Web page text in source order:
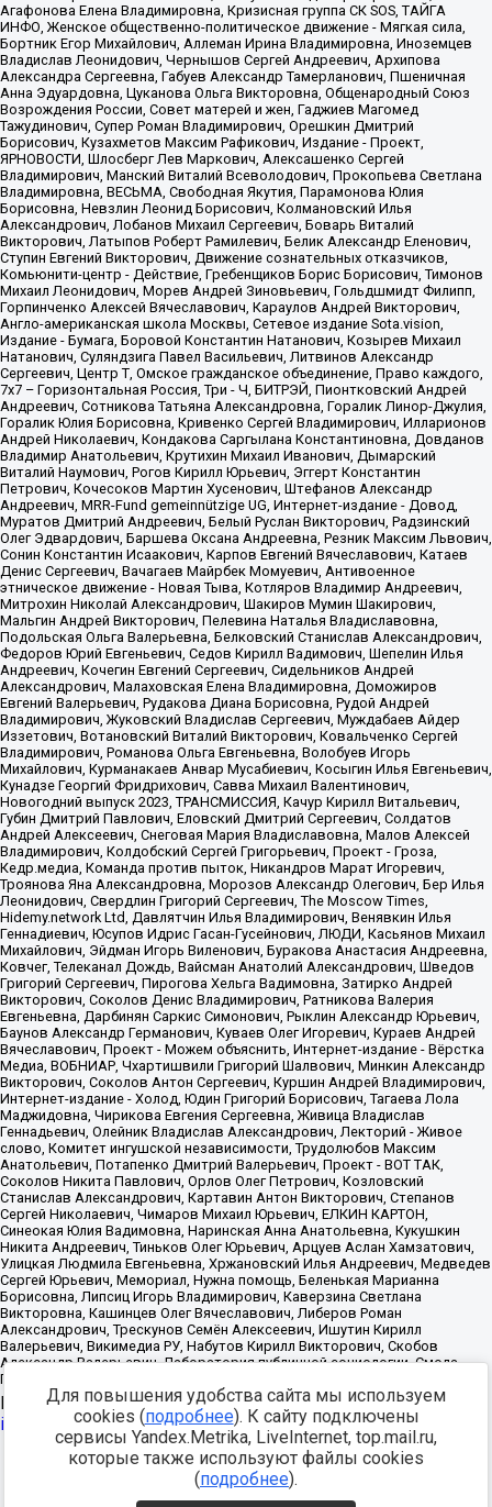
Источник:https://minjust.gov.ru/uploaded/files/reestr-
inostrannyih-agentov-22-03-2024.pdfданные на22.03.2024
Разработка -
Для повышения удобства сайта мы используем
cookies (подробнее). К сайту подключены
сервисы Yandex.Metrika, LiveInternet, top.mail.ru,
которые также используют файлы cookies
(подробнее).